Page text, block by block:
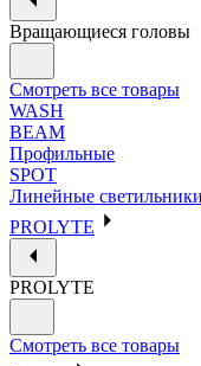
Вращающиеся головы
Смотреть все товары
WASH
BEAM
Профильные
SPOT
Линейные светильники
PROLYTE
PROLYTE
Смотреть все товары